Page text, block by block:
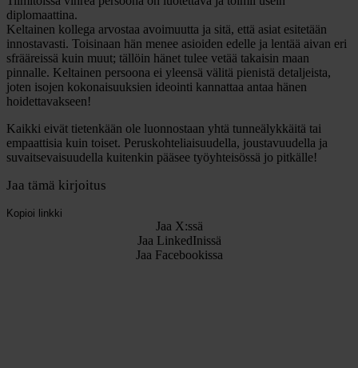
diplomaattina.
Keltainen kollega arvostaa avoimuutta ja sitä, että asiat esitetään
innostavasti. Toisinaan hän menee asioiden edelle ja lentää aivan eri
sfrääreissä kuin muut; tällöin hänet tulee vetää takaisin maan
pinnalle. Keltainen persoona ei yleensä välitä pienistä detaljeista,
joten isojen kokonaisuuksien ideointi kannattaa antaa hänen
hoidettavakseen!
Kaikki eivät tietenkään ole luonnostaan yhtä tunneälykkäitä tai
empaattisia kuin toiset. Peruskohteliaisuudella, joustavuudella ja
suvaitsevaisuudella kuitenkin pääsee työyhteisössä jo pitkälle!
Jaa tämä kirjoitus
Kopioi linkki
Jaa X:ssä
Jaa LinkedInissä
Jaa Facebookissa